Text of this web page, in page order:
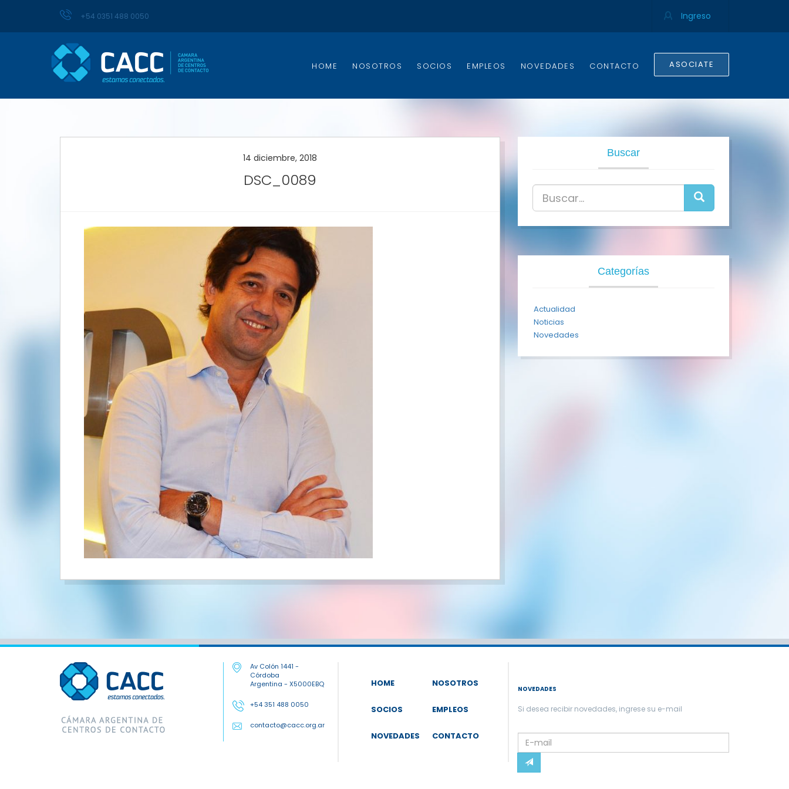
+54 0351 488 0050 Ingreso
ASOCIATE
HOME NOSOTROS SOCIOS EMPLEOS NOVEDADES CONTACTO
14 diciembre, 2018
DSC_0089
Buscar
Categorías
Actualidad
Noticias
Novedades
Av Colón 1441 -
Córdoba
Argentina - X5000EBQ
+54 351 488 0050
contacto@cacc.org.ar
HOME NOSOTROS
SOCIOS EMPLEOS
NOVEDADES CONTACTO
NOVEDADES
Si desea recibir novedades, ingrese su e-mail
Please
leave
this
field